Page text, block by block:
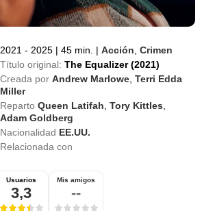
2021 - 2025 | 45 min. | Acción ,Crimen
Título original: The Equalizer (2021)
Creada por Andrew Marlowe ,Terri Edda
Miller
Reparto Queen Latifah ,Tory Kittles
Adam Goldberg
Nacionalidad EE.UU.
Relacionada con
Usuarios
3,3
Mis amigos
--